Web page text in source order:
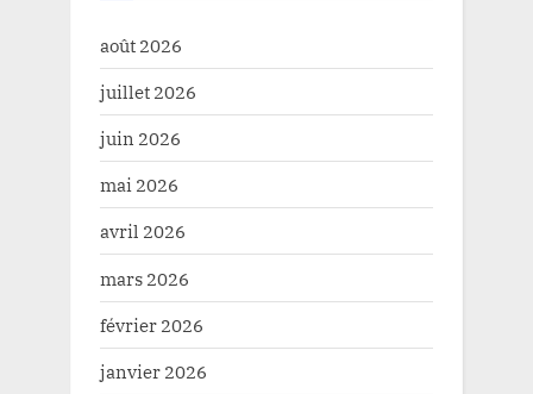
août 2026
juillet 2026
juin 2026
mai 2026
avril 2026
mars 2026
février 2026
janvier 2026